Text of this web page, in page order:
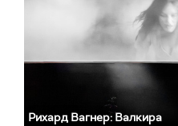
Рихард Вагнер: Валкира